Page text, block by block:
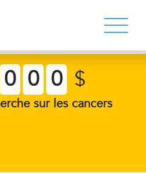
0 0 0 $
sur les cancers